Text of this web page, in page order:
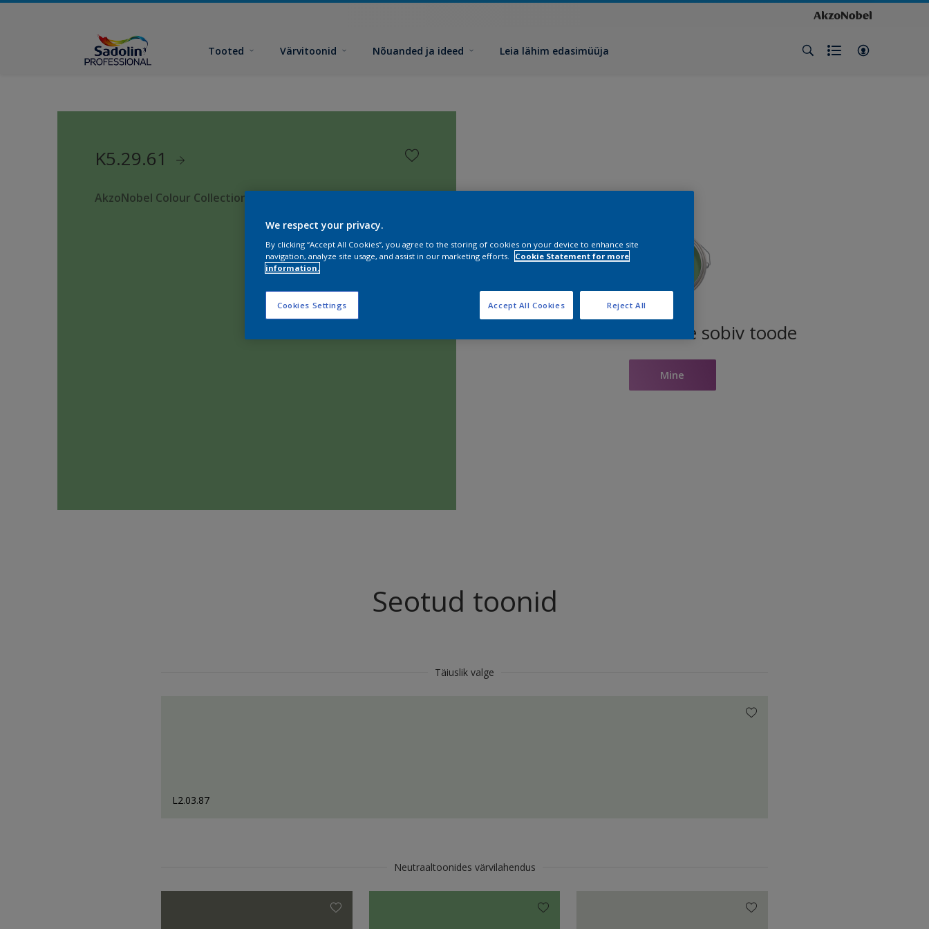
Tooted Värvitoonid Nõuanded ja ideed Leia lähim edasimüüja
K5.29.61
AkzoNobel Colour Collection
Leia sellele toonile sobiv toode
Mine
Seotud toonid
Täiuslik valge
L2.03.87
Neutraaltoonides värvilahendus
We respect your privacy.
By clicking “Accept All Cookies”, you agree to the storing of cookies on your device to enhance site
navigation, analyze site usage, and assist in our marketing efforts.
Cookie Statement for more
information.
Cookies Settings Reject All
Accept All Cookies